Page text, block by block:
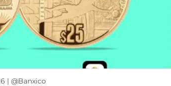
| @Banxico